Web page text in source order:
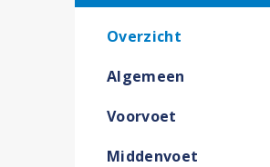
Overzicht
Algemeen
Voorvoet
Middenvoet